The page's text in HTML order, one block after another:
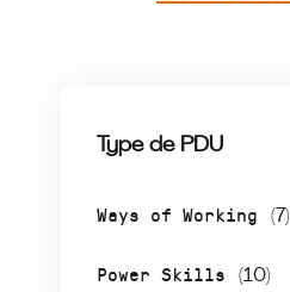
Type de PDU
Ways of Working (7)
Power Skills (10)